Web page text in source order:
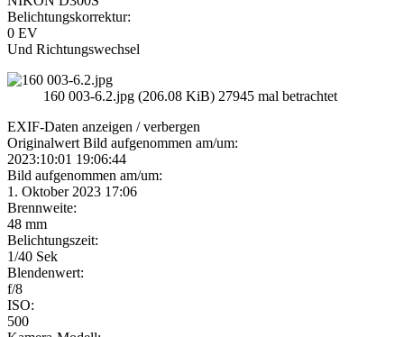
Belichtungskorrektur:
0 EV
Und Richtungswechsel
160 003-6.2.jpg (206.08 KiB) 27945 mal betrachtet
EXIF-Daten anzeigen / verbergen
Originalwert Bild aufgenommen am/um:
2023:10:01 19:06:44
Bild aufgenommen am/um:
1. Oktober 2023 17:06
Brennweite:
48 mm
Belichtungszeit:
1/40 Sek
Blendenwert:
f/8
ISO:
500